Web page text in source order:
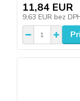
11,84 EUR
9,63 EUR bez